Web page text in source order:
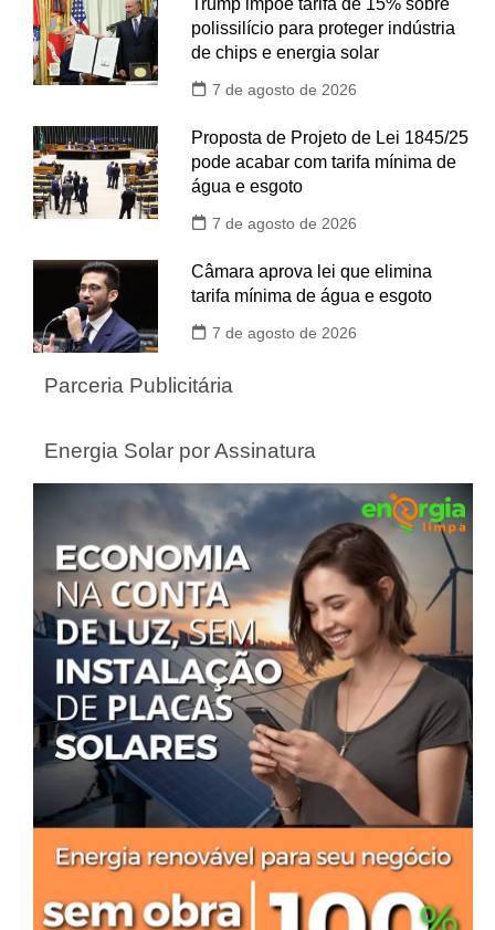
polissilício para proteger indústria
de chips e energia solar
7 de agosto de 2026
Proposta de Projeto de Lei 1845/25
pode acabar com tarifa mínima de
água e esgoto
7 de agosto de 2026
Câmara aprova lei que elimina
tarifa mínima de água e esgoto
7 de agosto de 2026
Parceria Publicitária
Energia Solar por Assinatura